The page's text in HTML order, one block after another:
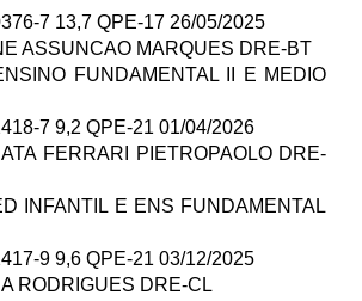
7 13,7 QPE-17 26/05/2025
ASSUNCAO MARQUES DRE-BT
FUNDAMENTAL II E MEDIO
7 9,2 QPE-21 01/04/2026
FERRARI PIETROPAOLO DRE-
INFANTIL E ENS FUNDAMENTAL
9 9,6 QPE-21 03/12/2025
RODRIGUES DRE-CL